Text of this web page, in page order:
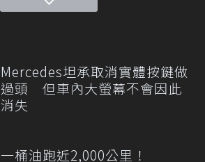
Mercedes坦承取消實體按鍵做
過頭 但車內大螢幕不會因此
消失
一桶油跑近2,000公里！